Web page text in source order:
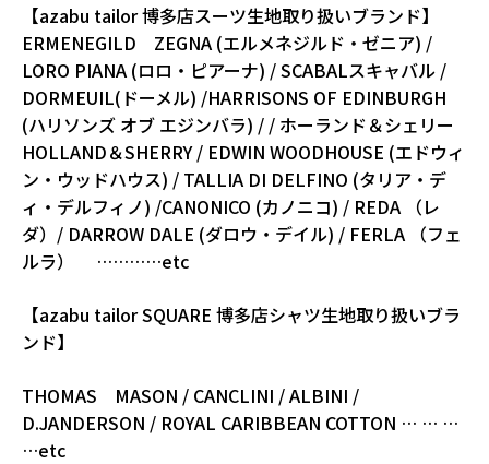
【azabu tailor 博多店スーツ生地取り扱いブランド】
ERMENEGILD ZEGNA (エルメネジルド・ゼニア) /
LORO PIANA (ロロ・ピアーナ) / SCABALスキャバル /
DORMEUIL(ドーメル) /HARRISONS OF EDINBURGH
(ハリソンズ オブ エジンバラ) / / ホーランド＆シェリー
HOLLAND＆SHERRY / EDWIN WOODHOUSE (エドウィ
ン・ウッドハウス) / TALLIA DI DELFINO (タリア・デ
ィ・デルフィノ) /CANONICO (カノニコ) / REDA （レ
ダ）/ DARROW DALE (ダロウ・デイル) / FERLA （フェ
ルラ） …………etc
【azabu tailor SQUARE 博多店シャツ生地取り扱いブラ
ンド】
THOMAS MASON / CANCLINI / ALBINI /
D.JANDERSON / ROYAL CARIBBEAN COTTON … … …
…etc